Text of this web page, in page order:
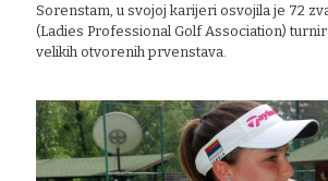
Sorenstam, u svojoj karijeri osvojila je 72
(Ladies Professional Golf Association)
velikih otvorenih prvenstava.